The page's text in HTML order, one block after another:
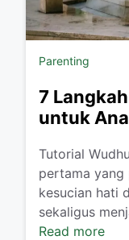
Parenting
7
untuk
​Tutorial
pertama yang
kesucian hati
sekaligus
Read more